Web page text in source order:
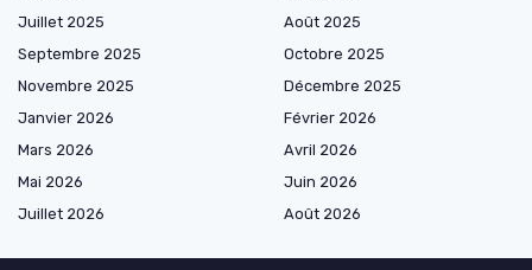
Juillet 2025
Août 2025
Septembre 2025
Octobre 2025
Novembre 2025
Décembre 2025
Janvier 2026
Février 2026
Mars 2026
Avril 2026
Mai 2026
Juin 2026
Juillet 2026
Août 2026